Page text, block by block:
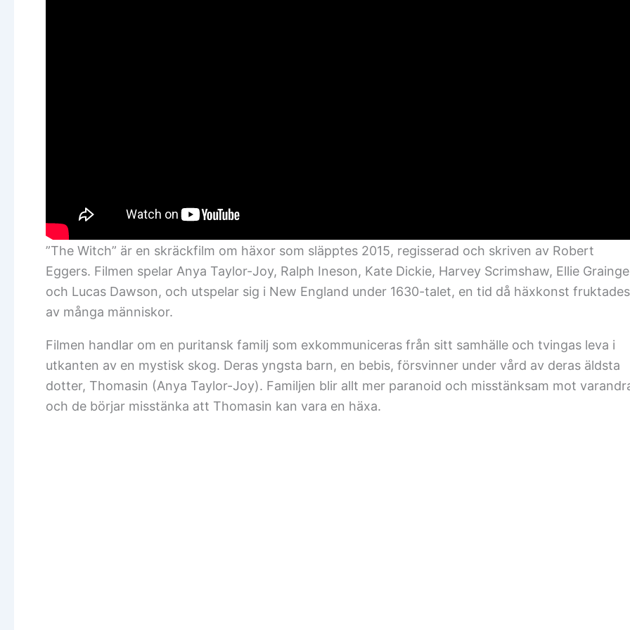
”The Witch” är en skräckfilm om häxor som släpptes 2015, regisserad och skriven av Robert
Eggers. Filmen spelar Anya Taylor-Joy, Ralph Ineson, Kate Dickie, Harvey Scrimshaw, Ellie
och Lucas Dawson, och utspelar sig i New England under 1630-talet, en tid då häxkonst fruktades
av många människor.
Filmen handlar om en puritansk familj som exkommuniceras från sitt samhälle och tvingas leva i
utkanten av en mystisk skog. Deras yngsta barn, en bebis, försvinner under vård av deras äldsta
dotter, Thomasin (Anya Taylor-Joy). Familjen blir allt mer paranoid och misstänksam mot
och de börjar misstänka att Thomasin kan vara en häxa.